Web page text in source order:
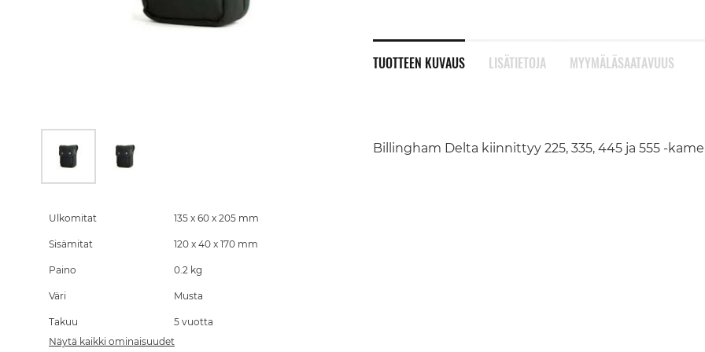
TUOTTEEN KUVAUS
Billingham Delta kiinnittyy 225, 335, 445 ja 555 -
LISÄTIETOJA MYYMÄLÄSAATAVUUS
the
of
images
Ulkomitat 135 x 60 x 205 mm
Sisämitat 120 x 40 x 170 mm
Paino 0.2 kg
Väri Musta
Takuu
5 vuotta
Näytä kaikki ominaisuudet